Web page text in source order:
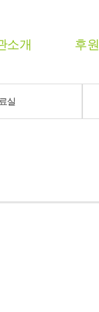
소개 후
실